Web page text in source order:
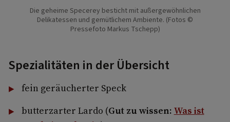
Die geheime Specerey besticht mit außergewöhnlichen
Delikatessen und gemütlichem Ambiente. (Fotos ©
Pressefoto Markus Tschepp)
Spezialitäten in der Übersicht
fein geräucherter Speck
butterzarter Lardo (Gut zu wissen: Was ist